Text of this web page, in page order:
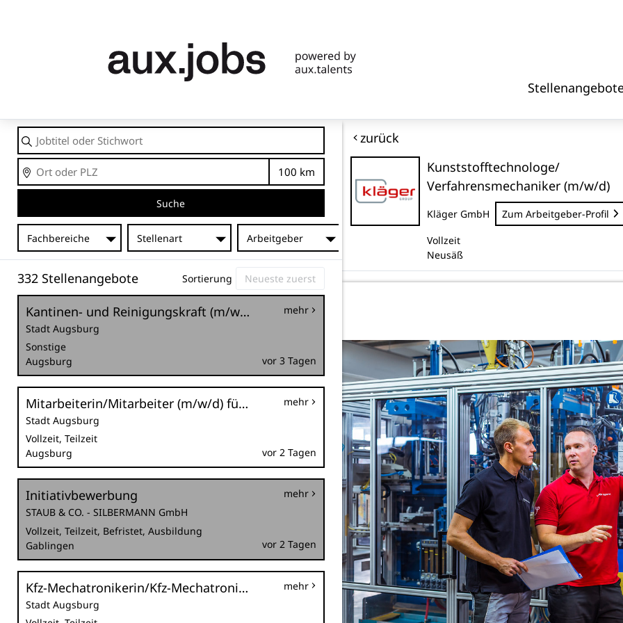
Jobtitel
oder
Stichwort
Ort
Entfernung
Suche
Fachbereiche Stellenart Arbeitgeber
332 Stellenangebote Sortierung
Kantinen- und Reinigungskraft (m/w/d) befristet als Krankheitsvertretung
Stadt Augsburg
Sonstige
Augsburg
mehr
vor 3 Tagen
Mitarbeiterin/Mitarbeiter (m/w/d) für den städtischen Ordnungsdienst im Außendienst für die Nachtschicht
Stadt Augsburg
Vollzeit, Teilzeit
Augsburg
mehr
vor 2 Tagen
Initiativbewerbung
STAUB & CO. - SILBERMANN GmbH
Vollzeit, Teilzeit, Befristet, Ausbildung
Gablingen
mehr
vor 2 Tagen
Kfz-Mechatronikerin/Kfz-Mechatroniker (m/w/d) bzw. Land- und Baumaschinenmechatronikerin/Land- und Baumaschinenmechatroniker (m/w/d) im Sachgebiet Kraftfahrzeugtechnik
Stadt Augsburg
mehr
zurück
Kunststofftechnologe/
Verfahrensmechaniker (m/w/d)
Kläger GmbH
Zum Arbeitgeber-Profil
Vollzeit
Neusäß